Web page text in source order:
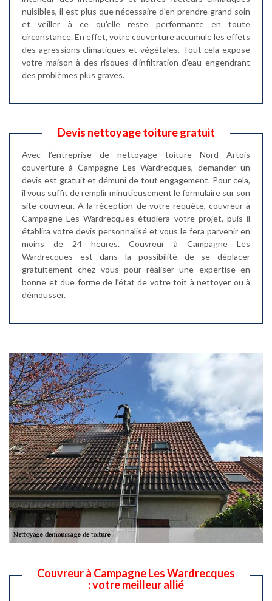
nuisibles, il est plus que nécessaire d'en prendre grand soin
et veiller à ce qu'elle reste performante en toute
circonstance. En effet, votre couverture accumule les effets
des agressions climatiques et végétales. Tout cela expose
votre maison à des risques d’infiltration d’eau engendrant
des problèmes plus graves.
Devis nettoyage toiture gratuit
Avec l’entreprise de nettoyage toiture Nord Artois
couverture à Campagne Les Wardrecques, demander un
devis est gratuit et démuni de tout engagement. Pour cela,
il vous suffit de remplir minutieusement le formulaire sur son
site couvreur. A la réception de votre requête, couvreur à
Campagne Les Wardrecques étudiera votre projet, puis il
établira votre devis personnalisé et vous le fera parvenir en
moins de 24 heures. Couvreur à Campagne Les
Wardrecques est dans la possibilité de se déplacer
gratuitement chez vous pour réaliser une expertise en
bonne et due forme de l’état de votre toit à nettoyer ou à
démousser.
Couvreur à Campagne Les Wardrecques
: votre meilleur allié